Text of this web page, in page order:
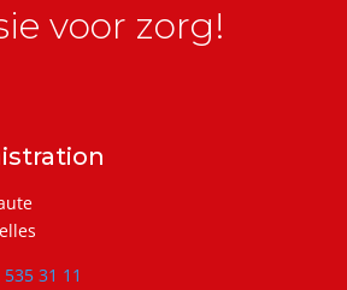
voor zorg!
31 11